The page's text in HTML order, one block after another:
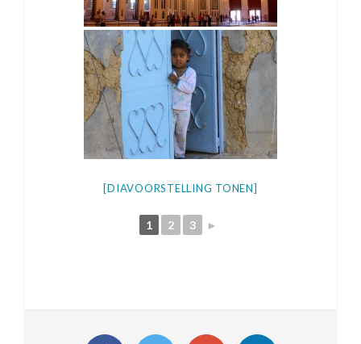
[DIAVOORSTELLING TONEN]
1 2 3 ►